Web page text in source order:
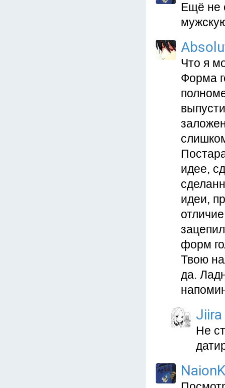
Ещё не
Что я
Форма
идее,
идеи,
форм
Твою
да.
Jiira
Не